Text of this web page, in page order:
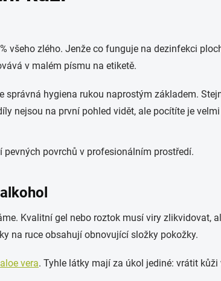
všeho zlého. Jenže co funguje na dezinfekci
v malém písmu na etiketě.
hygiena rukou naprostým základem.
nejsou na první pohled vidět, ale pocítíte je
Kvalitní gel nebo roztok musí viry zlikvidovat,
na ruce obsahují obnovující složky pokožky.
aloe vera. Tyhle látky mají za úkol jediné: vrátit